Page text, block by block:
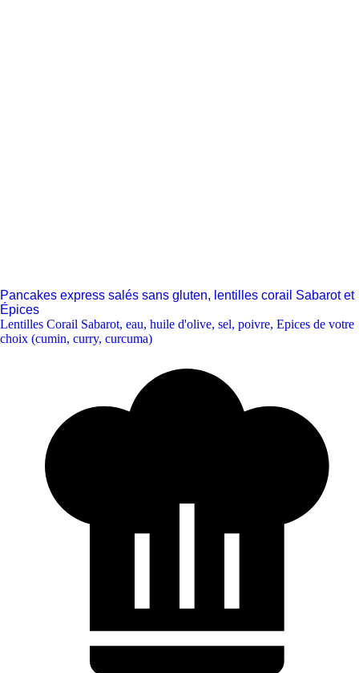
Pancakes express salés sans gluten, lentilles corail Sabarot et
Épices
Lentilles Corail Sabarot, eau, huile d'olive, sel, poivre, Epices de votre
choix (cumin, curry, curcuma)